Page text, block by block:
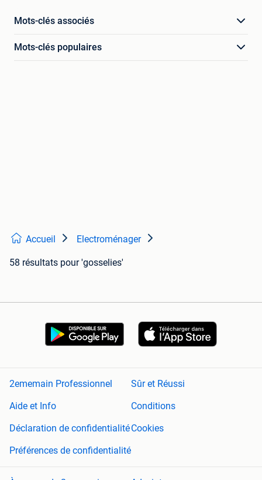
Mots-clés associés
Mots-clés populaires
Accueil Electroménager
58 résultats pour 'gosselies'
2ememain Professionnel
Sûr et Réussi
Aide et Info
Conditions
Déclaration de confidentialitéCookies
Préférences de confidentialité